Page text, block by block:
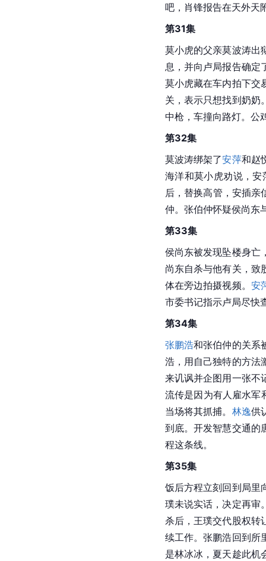
吧，肖锋报告在天外天
第31集
莫小虎的父亲莫波涛出
息，并向卢局报告确定
莫小虎藏在车内拍下交
关，表示只想找到奶奶
中枪，车撞向路灯。公
第32集
莫波涛绑架了安萍和赵
海洋和莫小虎劝说，
后，替换高管，安插亲
仲。张伯仲怀疑侯尚东
第33集
侯尚东被发现坠楼身亡
尚东自杀与他有关，致
体在旁边拍摄视频。 安
市委书记指示卢局尽快
第34集
张鹏浩和张伯仲的关系
浩，用自己独特的方法
来讥讽并企图用一张不
流传是因为有人雇水军
当场将其抓捕。 林逸供
到底。开发智慧交通的
程这条线。
第35集
饭后方程立刻回到局里
璞未说实话，决定再审
杀后，王璞交代股权转
续工作。张鹏浩回到所
是林冰冰，夏天趁此机